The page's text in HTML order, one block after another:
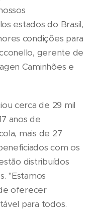
estados do Brasil,
condições para
gerente de
Caminhões e
cerca de 29 mil
anos de
mais de 27
com os
distribuídos
"Estamos
oferecer
para todos.